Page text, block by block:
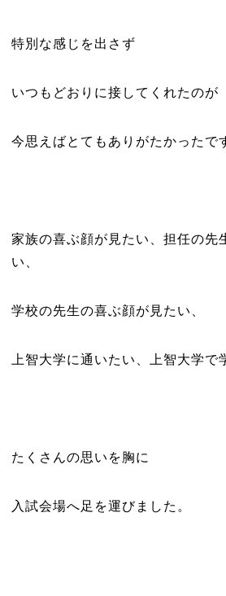
特別な感じを出さず
いつもどおりに接してくれたのが
今思えばとてもありがたかったで
家族の喜ぶ顔が見たい、担任の先
い、
学校の先生の喜ぶ顔が見たい、
上智大学に通いたい、上智大学で
たくさんの思いを胸に
入試会場へ足を運びました。